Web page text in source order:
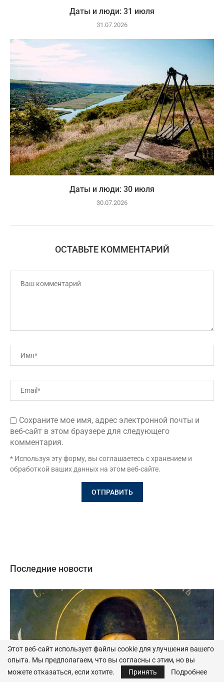
Даты и люди: 31 июля
31.07.2026
Даты и люди: 30 июля
30.07.2026
ОСТАВЬТЕ КОММЕНТАРИЙ
Сохраните мое имя, адрес электронной почты и
веб-сайт в этом браузере для следующего
комментария.
* Используя эту форму, вы соглашаетесь с хранением и
обработкой ваших данных на этом веб-сайте.
Последние новости
Этот веб-сайт использует файлы cookie для улучшения вашего
опыта. Мы предполагаем, что вы согласны с этим, но вы
можете отказаться, если хотите.
Принять Подробнее